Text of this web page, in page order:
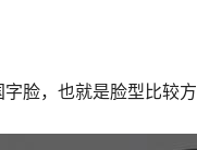
脸，也就是脸型比较